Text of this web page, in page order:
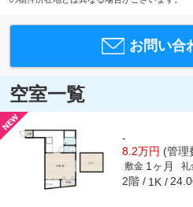
お問い合
空室一覧
-
8.2万円 (管理
敷金 1ヶ月 礼
2階 1K